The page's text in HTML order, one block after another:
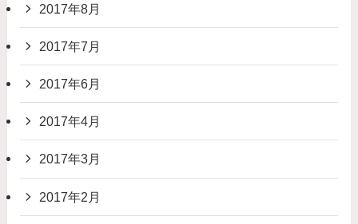
2017年8月
2017年7月
2017年6月
2017年4月
2017年3月
2017年2月